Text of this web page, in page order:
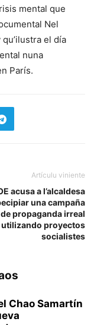
mental que
Nel
el día
nuna
París.
Artículu viniente
acusa a l’alcaldesa
una campaña
de propaganda irreal
utilizando proyectos
socialistes
Chao Samartín